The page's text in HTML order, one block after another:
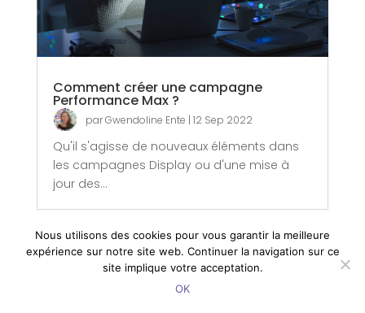
Comment créer une campagne
Performance Max ?
parGwendoline Ente | 12 Sep 2022
Qu'il s'agisse de nouveaux éléments dans
les campagnes Display ou d'une mise à
jour des...
Nous utilisons des cookies pour vous garantir la meilleure
expérience sur notre site web. Continuer la navigation sur ce
site implique votre acceptation.
OK